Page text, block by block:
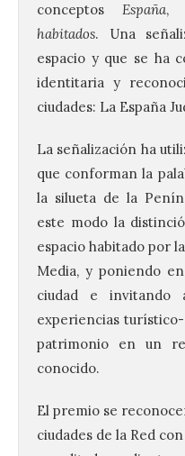
conceptos España,
habitados. Una
espacio y que se ha
identitaria y
ciudades: La España
La señalización ha
que conforman la
la silueta de la
este modo la
espacio habitado por
Media, y poniendo
ciudad e invitando
experiencias
patrimonio en un
conocido.
El premio se
ciudades de la Red
Ciclo “Mujeres
Historia y la
Peregrinación”,
Benavides de
7 Ago 2026
“Va de